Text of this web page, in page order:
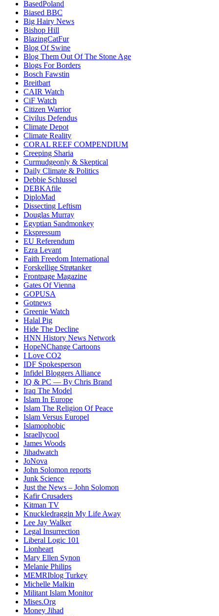
BasedPoland
Biased BBC
Big Hairy News
Bishop Hill
BlazingCatFur
Blog Of Swine
Blog Them Out Of The Stone Age
Blogs For Borders
Bosch Fawstin
Breitbart
CAIR Watch
CiF Watch
Citizen Warrior
Civilus Defendus
Climate Depot
Climate Reality
CORAL REEF COMPENDIUM
Creeping Sharia
Curmudgeonly & Skeptical
Daily Climate & Politics
Debbie Schlussel
DEBKAfile
DiploMad
Dissecting Leftism
Douglas Murray
Egyptian Sandmonkey
Ekspressum
EU Referendum
Ezra Levant
Faith Freedom International
Forskellige Strøtanker
Frontpage Magazine
Gates Of Vienna
GOPUSA
Gotnews
Greenie Watch
Halal Pig
Hide The Decline
HNN History News Network
HopeNChange Cartoons
I Love CO2
IDF Spokesperson
Infidel Bloggers Alliance
IQ & PC — By Chris Brand
Iraq The Model
Islam In Europe
Islam The Religion Of Peace
Islam Versus Europel
Islamophobic
Israellycool
James Woods
Jihadwatch
JoNova
John Solomon reports
Junk Science
Just the News – John Solomon
Kafir Crusaders
Kitman TV
Knuckledraggin My Life Away
Lee Jay Walker
Legal Insurrection
Liberal Logic 101
Lionheart
Mary Ellen Synon
Melanie Philips
MEMRIblog Turkey
Michelle Malkin
Militant Islam Monitor
Mises.Org
Money Jihad